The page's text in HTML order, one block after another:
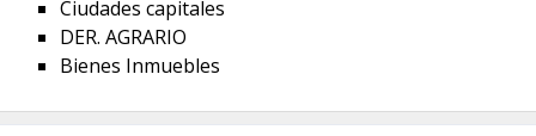
Ciudades capitales
DER. AGRARIO
Bienes Inmuebles